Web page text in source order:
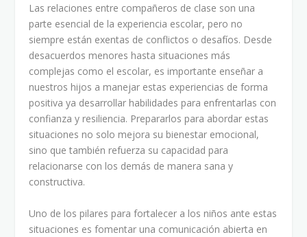
Las relaciones entre compañeros de clase son una
parte esencial de la experiencia escolar, pero no
siempre están exentas de conflictos o desafíos. Desde
desacuerdos menores hasta situaciones más
complejas como el escolar, es importante enseñar a
nuestros hijos a manejar estas experiencias de forma
positiva ya desarrollar habilidades para enfrentarlas con
confianza y resiliencia. Prepararlos para abordar estas
situaciones no solo mejora su bienestar emocional,
sino que también refuerza su capacidad para
relacionarse con los demás de manera sana y
constructiva.
Uno de los pilares para fortalecer a los niños ante estas
situaciones es fomentar una comunicación abierta en